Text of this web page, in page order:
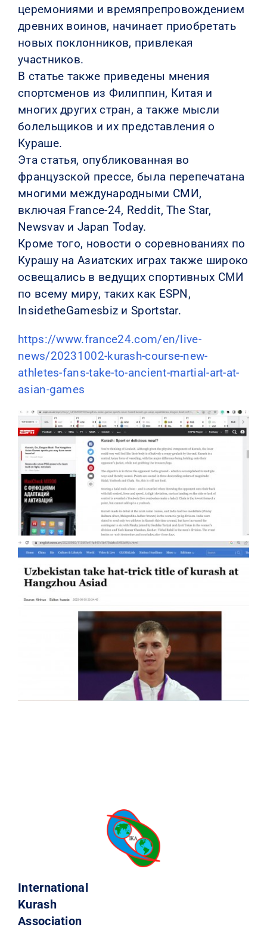
церемониями и времяпрепровождением
древних воинов, начинает приобретать
новых поклонников, привлекая
участников.
В статье также приведены мнения
спортсменов из Филиппин, Китая и
многих других стран, а также мысли
болельщиков и их представления о
Кураше.
Эта статья, опубликованная во
французской прессе, была перепечатана
многими международными СМИ,
включая France-24, Reddit, The Star,
Newsvav и Japan Today.
Кроме того, новости о соревнованиях по
Курашу на Азиатских играх также широко
освещались в ведущих спортивных СМИ
по всему миру, таких как ESPN,
InsidetheGamesbiz и Sportstar.
https://www.france24.com/en/live-
news/20231002-kurash-course-new-
athletes-fans-take-to-ancient-martial-art-at-
asian-games
International
Kurash
Association